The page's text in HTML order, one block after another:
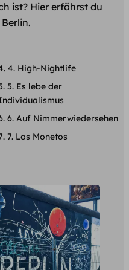
ist? Hier erfährst du
4. High-Nightlife
5. Es lebe der
6. Auf Nimmerwiedersehen
7. Los Monetos